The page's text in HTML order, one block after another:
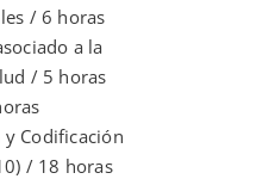
/ 6 horas
a la
/ 5 horas
Codificación
/ 18 horas